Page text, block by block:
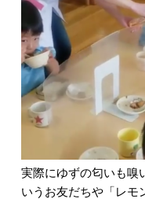
実際にゆずの匂いも嗅
いうお友だちや「レモ